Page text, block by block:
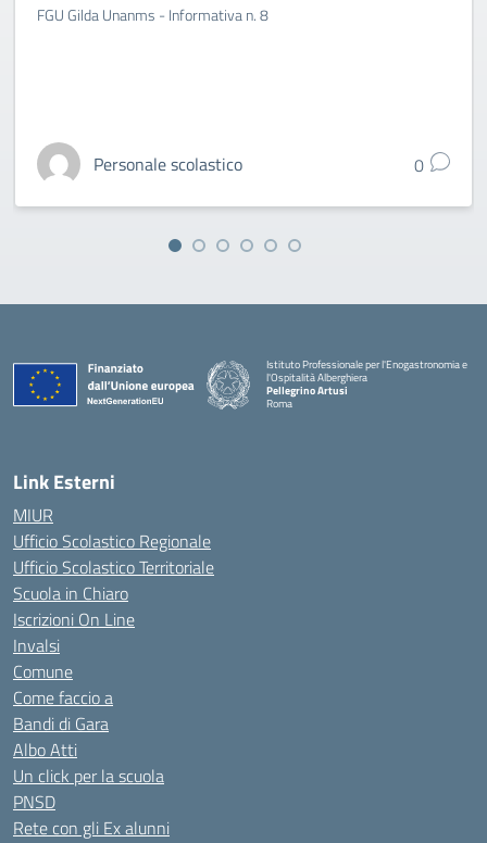
FGU Gilda Unanms - Informativa n. 8
Personale scolastico 0
Istituto Professionale per l'Enogastronomia e
l'Ospitalità Alberghiera
Pellegrino Artusi
Roma
Link Esterni
MIUR
Ufficio Scolastico Regionale
Ufficio Scolastico Territoriale
Scuola in Chiaro
Iscrizioni On Line
Invalsi
Comune
Come faccio a
Bandi di Gara
Albo Atti
Un click per la scuola
PNSD
Rete con gli Ex alunni